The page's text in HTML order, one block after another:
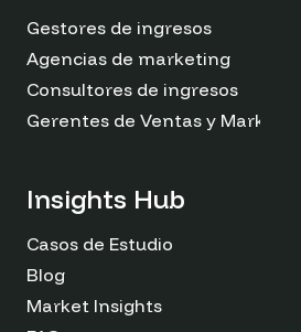
Gestores de ingresos
Agencias de marketing
Consultores de ingresos
Gerentes de Ventas y Marketing
Insights Hub
Casos de Estudio
Blog
Market Insights